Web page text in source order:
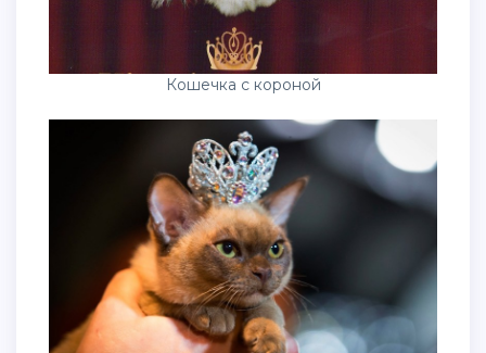
Кошечка с короной